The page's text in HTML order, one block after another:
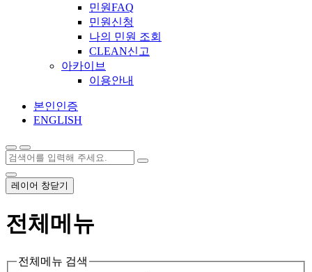
민원FAQ
민원신청
나의 민원 조회
CLEAN신고
아카이브
이용안내
본인인증
ENGLISH
레이어 창닫기
전체메뉴
전체메뉴 검색